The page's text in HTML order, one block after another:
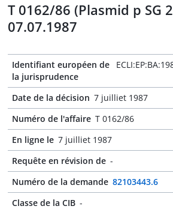
T 0162/86 (Plasmid p SG
07.07.1987
Identifiant européen de
la jurisprudence
Date de la décision 7 juilliet 1987
Numéro de l'affaire T 0162/86
En ligne le 7 juilliet 1987
Requête en révision de -
Numéro de la demande 82103443.6
Classe de la CIB -